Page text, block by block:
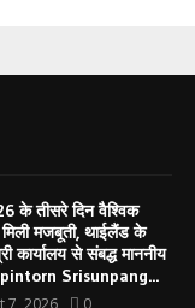
के तीसरे दिन वैश्विक
मजबूती, थाईलैंड के
कार्यालय से संबद्ध माननीय
Srisunpang...